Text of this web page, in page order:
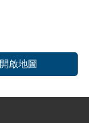
開啟地圖